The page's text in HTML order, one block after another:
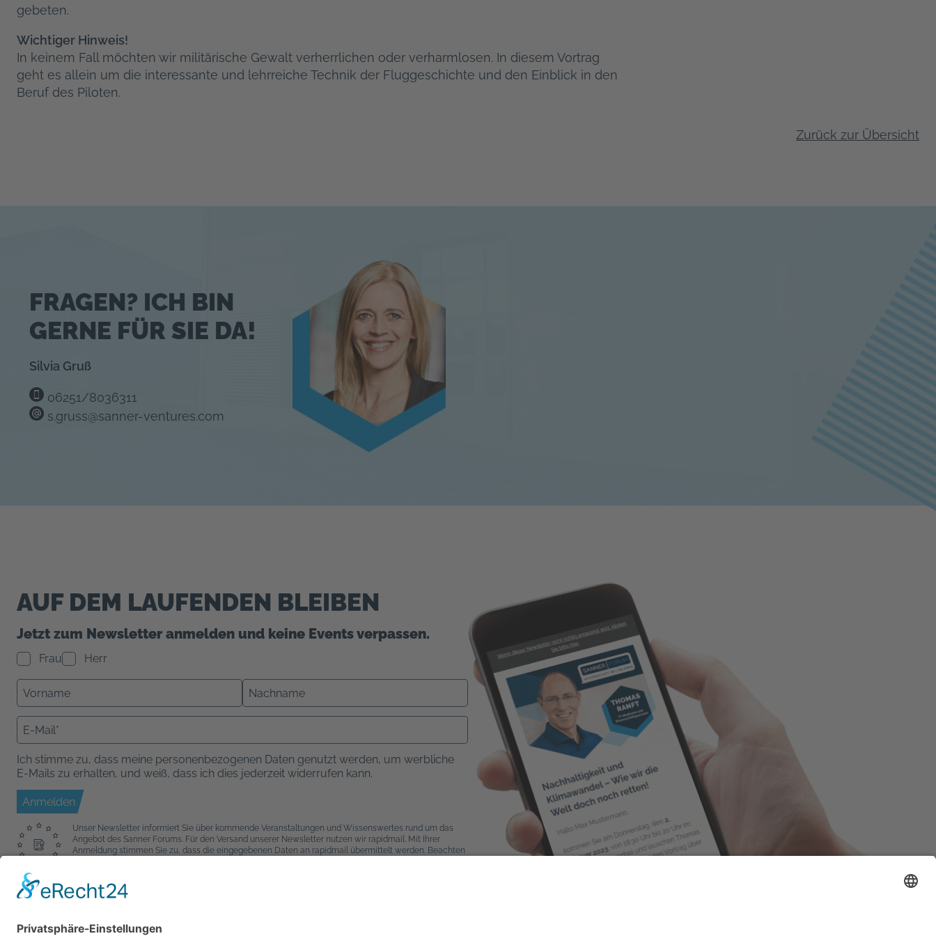
gebeten.
Wichtiger Hinweis!
In keinem Fall möchten wir militärische Gewalt verherrlichen oder verharmlosen. In diesem Vortrag
geht es allein um die interessante und lehrreiche Technik der Fluggeschichte und den Einblick in den
Beruf des Piloten.
Zurück zur Übersicht
FRAGEN? ICH BIN
GERNE FÜR SIE DA!
Silvia Gruß
06251/8036311
s.gruss@sanner-ventures.com
AUF DEM LAUFENDEN BLEIBEN
Jetzt zum Newsletter anmelden und keine Events verpassen.
Frau Herr
Ich stimme zu, dass meine personenbezogenen Daten genutzt werden, um werbliche
E-Mails zu erhalten, und weiß, dass ich dies jederzeit widerrufen kann.
Anmelden
Unser Newsletter informiert Sie über kommende Veranstaltungen und Wissenswertes rund um das
Angebot des Sanner Forums. Für den Versand unserer Newsletter nutzen wir rapidmail. Mit Ihrer
Anmeldung stimmen Sie zu, dass die eingegebenen Daten an rapidmail übermittelt werden. Beachten
Adresse